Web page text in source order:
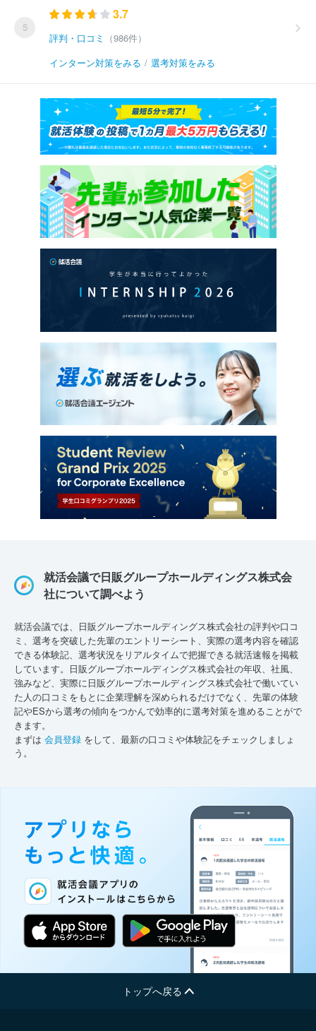
5
3.7
評判・口コミ
（986件）
インターン対策をみる / 選考対策をみる
就活会議で日販グループホールディングス株式会
社について調べよう
就活会議では、日販グループホールディングス株式会社の評判や口コ
ミ、選考を突破した先輩のエントリーシート、実際の選考内容を確認
できる体験記、選考状況をリアルタイムで把握できる就活速報を掲載
しています。日販グループホールディングス株式会社の年収、社風、
強みなど、実際に日販グループホールディングス株式会社で働いてい
た人の口コミをもとに企業理解を深められるだけでなく、先輩の体験
記やESから選考の傾向をつかんで効率的に選考対策を進めることがで
きます。
まずは 会員登録 をして、最新の口コミや体験記をチェックしましょ
う。
トップへ戻る